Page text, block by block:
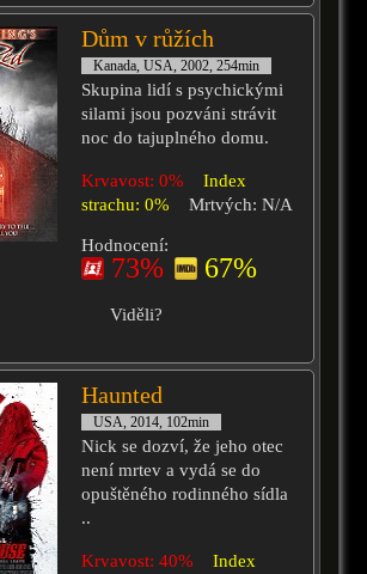
Dům v růžích
Kanada, USA, 2002, 254min
Skupina lidí s psychickými
silami jsou pozváni strávit
noc do tajuplného domu.
Krvavost: 0%
Index
strachu: 0%
Mrtvých: N/A
Hodnocení:
73% 67%
Viděli?
Haunted
USA, 2014, 102min
Nick se dozví, že jeho otec
není mrtev a vydá se do
opuštěného rodinného sídla
..
Krvavost: 40%
Index